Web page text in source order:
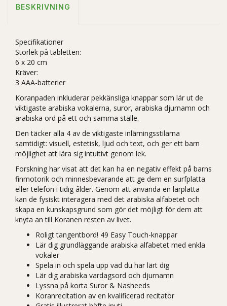
BESKRIVNING
Specifikationer
Storlek på tabletten:
6 x 20 cm
Kräver:
3 AAA-batterier
Koranpaden inkluderar pekkänsliga knappar som lär ut de
viktigaste arabiska vokalerna, suror, arabiska djurnamn och
arabiska ord på ett och samma ställe.
Den täcker alla 4 av de viktigaste inlärningsstilarna
samtidigt: visuell, estetisk, ljud och text, och ger ett barn
möjlighet att lära sig intuitivt genom lek.
Forskning har visat att det kan ha en negativ effekt på barns
finmotorik och minnesbevarande att ge dem en surfplatta
eller telefon i tidig ålder. Genom att använda en lärplatta
kan de fysiskt interagera med det arabiska alfabetet och
skapa en kunskapsgrund som gör det möjligt för dem att
knyta an till Koranen resten av livet.
Roligt tangentbord! 49 Easy Touch-knappar
Lär dig grundläggande arabiska alfabetet med enkla
vokaler
Spela in och spela upp vad du har lärt dig
Lär dig arabiska vardagsord och djurnamn
Lyssna på korta Suror & Nasheeds
Koranrecitation av en kvalificerad recitatör